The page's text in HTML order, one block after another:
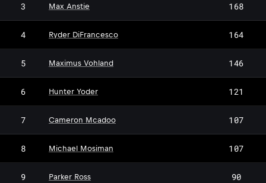
3 Max Anstie 168
4 Ryder DiFrancesco 164
5 Maximus Vohland 146
6 Hunter Yoder 121
7 Cameron Mcadoo 107
8 Michael Mosiman 107
9 Parker Ross 90